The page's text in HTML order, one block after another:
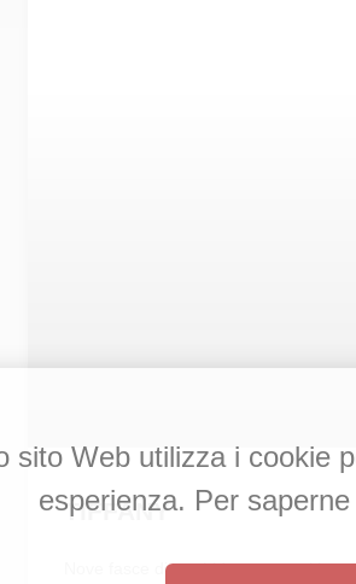
TIFFANY
Nove fasce di morbido tessuto si
sito Web utilizza i cookie
esperienza. Per